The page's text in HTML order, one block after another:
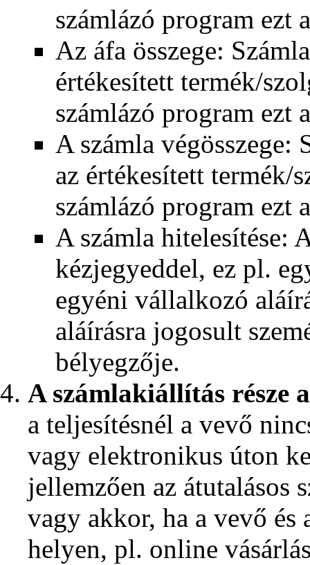
számlázó program
Az áfa összege:
értékesített termék/
számlázó program
A számla végösszege:
az értékesített termék/
számlázó program
A számla hitelesítése:
kézjegyeddel, ez pl.
egyéni vállalkozó
aláírásra jogosult
bélyegzője.
A számlakiállítás része
a teljesítésnél a vevő
vagy elektronikus úton
jellemzően az átutalásos
vagy akkor, ha a vevő
helyen, pl. online